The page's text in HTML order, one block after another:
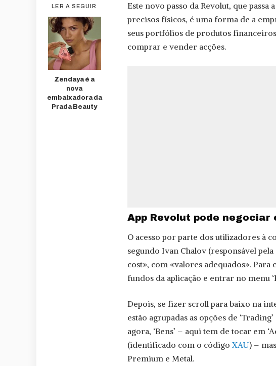
LER A SEGUIR
Zendaya é a
nova
embaixadora da
Prada Beauty
Este novo passo da Revolut, que passa
precisos físicos, é uma forma de a
seus portfólios de produtos
comprar e vender acções.
App Revolut pode
O acesso por parte dos utilizadores à
segundo Ivan Chalov (responsável
cost», com «valores adequados».
fundos da aplicação e entrar no menu
Depois, se fizer scroll para baixo na
estão agrupadas as opções de
agora, ‘Bens’ – aqui tem de tocar em
(identificado com o código XAU) –
Premium e Metal.